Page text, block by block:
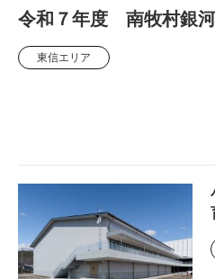
令和７年度 南牧村銀
東信エリア